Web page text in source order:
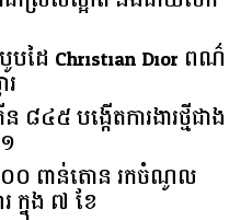
បដៃ Christian Dior ពណ៌
៨៤៥​ ​បង្កើត​ការងារ​ថ្មី​ជាង​
៧០០ ពាន់តោន រកចំណូល
ក្នុង ៧ ខែ